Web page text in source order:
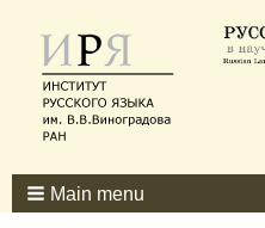
Main menu